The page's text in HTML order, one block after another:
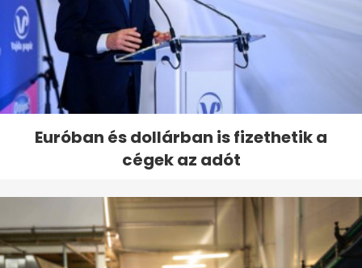
Euróban és dollárban is fizethetik a
cégek az adót